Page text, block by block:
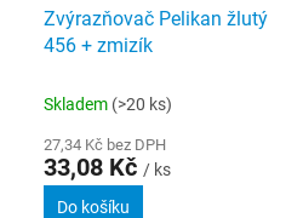
Zvýrazňovač Pelikan žlutý
456 + zmizík
Skladem (>20 ks)
27,34 Kč bez DPH
33,08 Kč / ks
Do košíku